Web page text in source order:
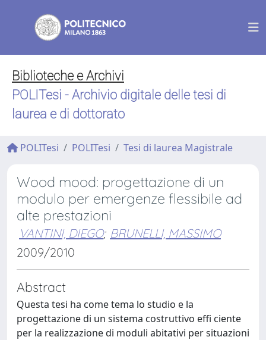
Biblioteche e Archivi
POLITesi - Archivio digitale delle tesi di
laurea e di dottorato
POLITesi POLITesi Tesi di laurea Magistrale
Wood mood: progettazione di un
modulo per emergenze flessibile ad
alte prestazioni
VANTINI, DIEGO; BRUNELLI, MASSIMO
2009/2010
Abstract
Questa tesi ha come tema lo studio e la
progettazione di un sistema costruttivo effi ciente
per la realizzazione di moduli abitativi per situazioni